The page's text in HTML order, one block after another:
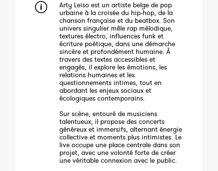
Arty Leiso est un artiste belge de pop
urbaine à la croisée du hip-hop, de la
chanson française et du beatbox. Son
univers singulier mêle rap mélodique,
textures électro, influences funk et
écriture poétique, dans une démarche
sincère et profondément humaine. À
travers des textes accessibles et
engagés, il explore les émotions, les
relations humaines et les
questionnements intimes, tout en
abordant les enjeux sociaux et
écologiques contemporains.
Sur scène, entouré de musiciens
talentueux, il propose des concerts
généreux et immersifs, alternant énergie
collective et moments plus intimistes. Le
live occupe une place centrale dans son
projet, avec une volonté forte de créer
une véritable connexion avec le public.